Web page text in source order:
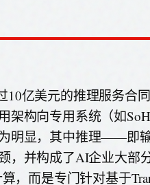
10亿美元的推理服务合
架构向专用系统（如
明显，其中推理——即
并构成了AI企业大部分
，而是专门针对基于